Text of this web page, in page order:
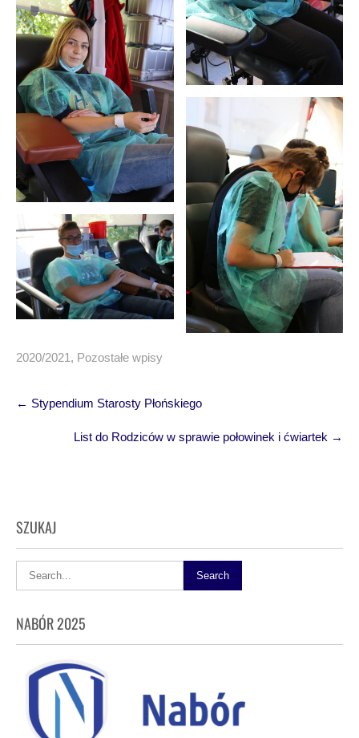
2020/2021, Pozostałe wpisy
Post
navigation
← Stypendium Starosty Płońskiego
List do Rodziców w sprawie połowinek i ćwiartek →
SZUKAJ
NABÓR 2025